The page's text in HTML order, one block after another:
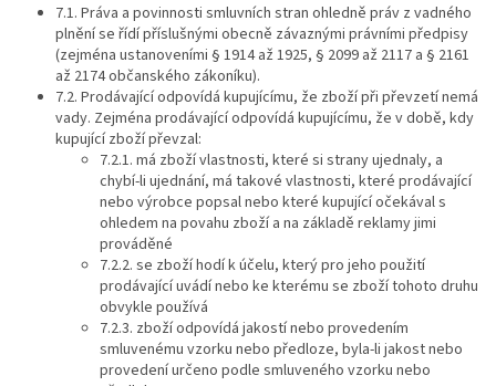
7.1. Práva a povinnosti smluvních stran ohledně práv z vadného
plnění se řídí příslušnými obecně závaznými právními předpisy
(zejména ustanoveními § 1914 až 1925, § 2099 až 2117 a § 2161
až 2174 občanského zákoníku).
7.2. Prodávající odpovídá kupujícímu, že zboží při převzetí nemá
vady. Zejména prodávající odpovídá kupujícímu, že v době, kdy
kupující zboží převzal:
7.2.1. má zboží vlastnosti, které si strany ujednaly, a
chybí-li ujednání, má takové vlastnosti, které prodávající
nebo výrobce popsal nebo které kupující očekával s
ohledem na povahu zboží a na základě reklamy jimi
prováděné
7.2.2. se zboží hodí k účelu, který pro jeho použití
prodávající uvádí nebo ke kterému se zboží tohoto druhu
obvykle používá
7.2.3. zboží odpovídá jakostí nebo provedením
smluvenému vzorku nebo předloze, byla-li jakost nebo
provedení určeno podle smluveného vzorku nebo